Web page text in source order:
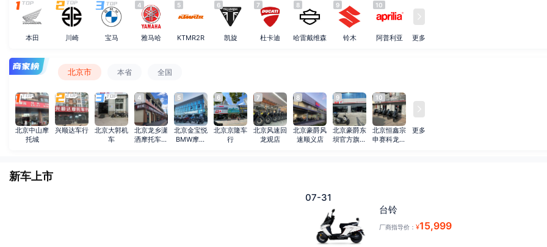
本田 川崎 宝马
4
雅马哈
5
KTMR2R
6
凯旋
7
杜卡迪
8
哈雷戴维森
9
铃木
10
阿普利亚 更多
北京市 本省 全国
北京中山摩
托城
兴顺达车行
北京大郭机
车
4
北京龙乡潇
洒摩托车经
5
北京金宝悦
BMW摩托
6
北京京隆车
行
7
北京风速回
龙观店
8
北京豪爵风
速顺义店
9
北京豪爵东
坝官方旗舰
10
北京恒鑫宗
申赛科龙通
更多
新车上市
07-31
台铃
厂商指导价： ¥15,999